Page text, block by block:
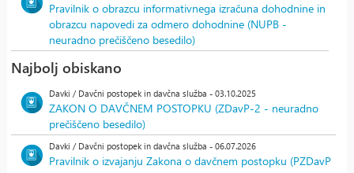
Pravilnik o obrazcu informativnega izračuna dohodnine in
obrazcu napovedi za odmero dohodnine (NUPB -
neuradno prečiščeno besedilo)
Najbolj obiskano
Davki / Davčni postopek in davčna služba - 03.10.2025
ZAKON O DAVČNEM POSTOPKU (ZDavP-2 - neuradno
prečiščeno besedilo)
Davki / Davčni postopek in davčna služba - 06.07.2026
Pravilnik o izvajanju Zakona o davčnem postopku (PZDavP